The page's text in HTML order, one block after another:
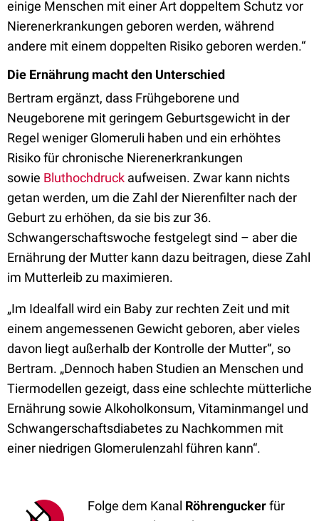
einige Menschen mit einer Art doppeltem Schutz vor
Nierenerkrankungen geboren werden, während
andere mit einem doppelten Risiko geboren werden.“
Die Ernährung macht den Unterschied
Bertram ergänzt, dass Frühgeborene und
Neugeborene mit geringem Geburtsgewicht in der
Regel weniger Glomeruli haben und ein erhöhtes
Risiko für chronische Nierenerkrankungen
sowie Bluthochdruck aufweisen. Zwar kann nichts
getan werden, um die Zahl der Nierenfilter nach der
Geburt zu erhöhen, da sie bis zur 36.
Schwangerschaftswoche festgelegt sind – aber die
Ernährung der Mutter kann dazu beitragen, diese Zahl
im Mutterleib zu maximieren.
„Im Idealfall wird ein Baby zur rechten Zeit und mit
einem angemessenen Gewicht geboren, aber vieles
davon liegt außerhalb der Kontrolle der Mutter“, so
Bertram. „Dennoch haben Studien an Menschen und
Tiermodellen gezeigt, dass eine schlechte mütterliche
Ernährung sowie Alkoholkonsum, Vitaminmangel und
Schwangerschaftsdiabetes zu Nachkommen mit
einer niedrigen Glomerulenzahl führen kann“.
Folge dem Kanal Röhrenguckerfür